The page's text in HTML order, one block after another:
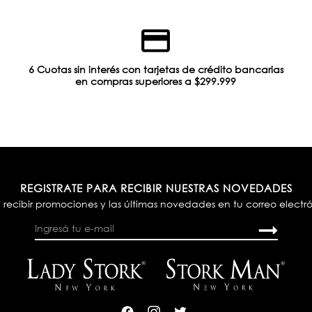
6 Cuotas sin interés con tarjetas de crédito bancarias
en compras superiores a $299.999
REGISTRATE PARA RECIBIR NUESTRAS NOVEDADES
recibir promociones y las últimas novedades en tu correo